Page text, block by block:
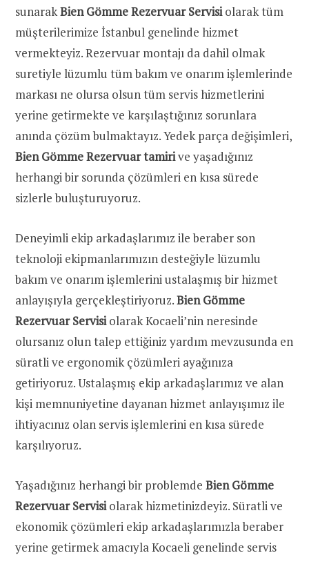
sunarakBien Gömme Rezervuar Servisiolarak tüm
müşterilerimize İstanbul genelinde hizmet
vermekteyiz. Rezervuar montajı da dahil olmak
suretiyle lüzumlu tüm bakım ve onarım işlemlerinde
markası ne olursa olsun tüm servis hizmetlerini
yerine getirmekte ve karşılaştığınız sorunlara
anında çözüm bulmaktayız. Yedek parça değişimleri,
Bien Gömme Rezervuar tamirive yaşadığınız
herhangi bir sorunda çözümleri en kısa sürede
sizlerle buluşturuyoruz.
Deneyimli ekip arkadaşlarımız ile beraber son
teknoloji ekipmanlarımızın desteğiyle lüzumlu
bakım ve onarım işlemlerini ustalaşmış bir hizmet
anlayışıyla gerçekleştiriyoruz.Bien Gömme
Rezervuar Servisiolarak Kocaeli’nin neresinde
olursanız olun talep ettiğiniz yardım mevzusunda en
süratli ve ergonomik çözümleri ayağınıza
getiriyoruz. Ustalaşmış ekip arkadaşlarımız ve alan
kişi memnuniyetine dayanan hizmet anlayışımız ile
ihtiyacınız olan servis işlemlerini en kısa sürede
karşılıyoruz.
Yaşadığınız herhangi bir problemde Bien Gömme
Rezervuar Servisiolarak hizmetinizdeyiz. Süratli ve
ekonomik çözümleri ekip arkadaşlarımızla beraber
yerine getirmek amacıyla Kocaeli genelinde servis